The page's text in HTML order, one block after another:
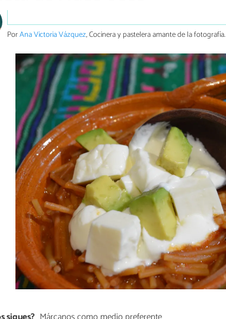
PorAna Victoria Vázquez, Cocinera y pastelera amante de la fotografía.